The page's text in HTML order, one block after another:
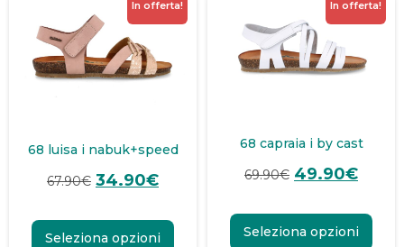
In offerta!
68 luisa i nabuk+speed
67.90€ 34.90€
Seleziona opzioni
In offerta!
68 capraia i by cast
69.90€ 49.90€
Seleziona opzioni